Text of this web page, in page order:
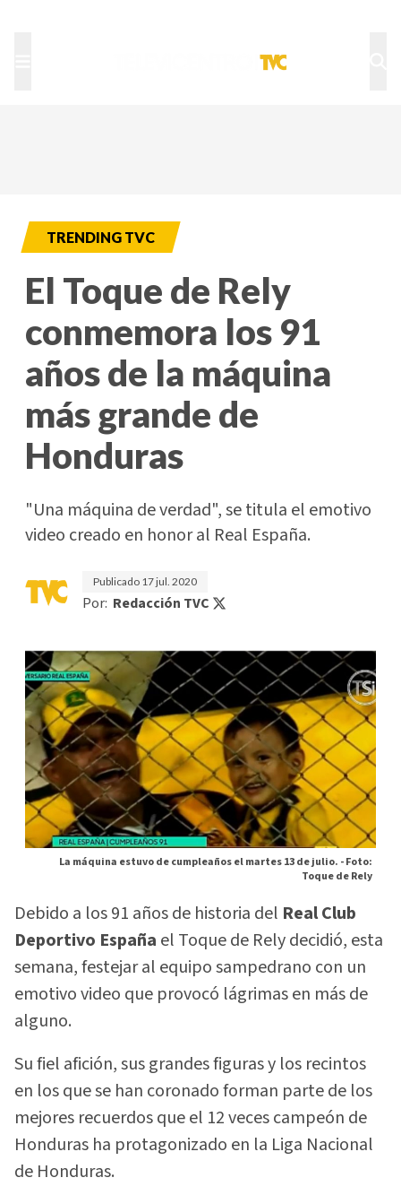
TRENDING TVC
El Toque de Rely
conmemora los 91
años de la máquina
más grande de
Honduras
"Una máquina de verdad", se titula el emotivo
video creado en honor al Real España.
Publicado 17 jul. 2020
Por: Redacción TVC
La máquina estuvo de cumpleaños el martes 13 de julio. -Foto:
Toque de Rely
Debido a los 91 años de historia del Real Club
Deportivo España el Toque de Rely decidió, esta
semana, festejar al equipo sampedrano con un
emotivo video que provocó lágrimas en más de
alguno.
Su fiel afición, sus grandes figuras y los recintos
en los que se han coronado forman parte de los
mejores recuerdos que el 12 veces campeón de
Honduras ha protagonizado en la Liga Nacional
de Honduras.